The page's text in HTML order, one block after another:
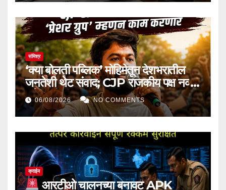
संमिश्र
‘क्या बोलती पब्लिक’ मोहिमेतून देशभरातील
जनतेशी थेट संवाद; CJP राजकीय पक्ष नव्हे,
‘प्रेशर ग्रुप’ म्हणून काम करणार
06/08/2026 NO COMMENTS
क्राईम
आरटीओ चालनच्या बनावट APK